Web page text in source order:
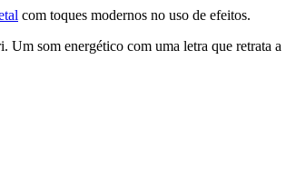
com toques modernos no uso de efeitos.
som energético com uma letra que retrata a